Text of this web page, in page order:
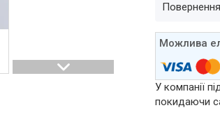
У компанії
покидаючи